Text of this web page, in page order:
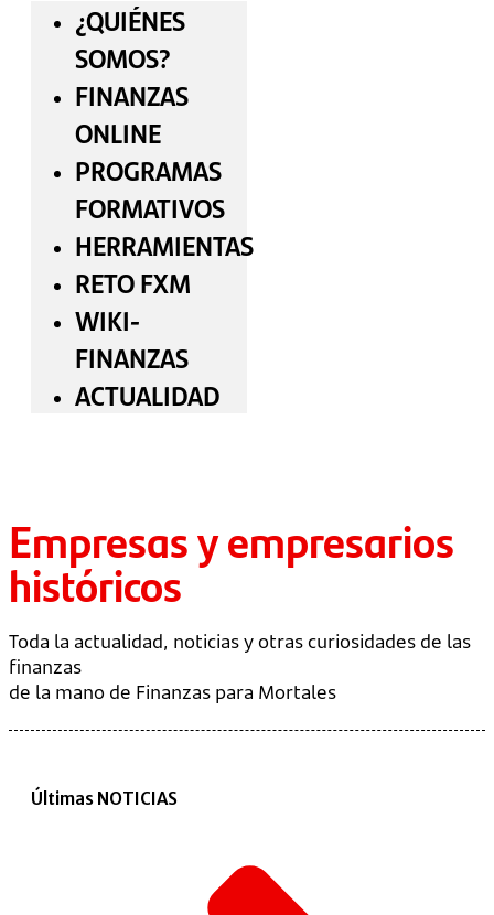
¿QUIÉNES
SOMOS?
FINANZAS
ONLINE
PROGRAMAS
FORMATIVOS
HERRAMIENTAS
RETO FXM
WIKI-
FINANZAS
ACTUALIDAD
Empresas y empresarios
históricos
Toda la actualidad, noticias y otras curiosidades de las
finanzas
de la mano de Finanzas para Mortales
Últimas NOTICIAS